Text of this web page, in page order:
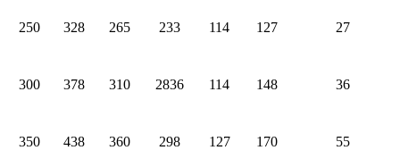
250 328 265 233 114 127 27
300 378 310 2836 114 148 36
350 438 360 298 127 170 55